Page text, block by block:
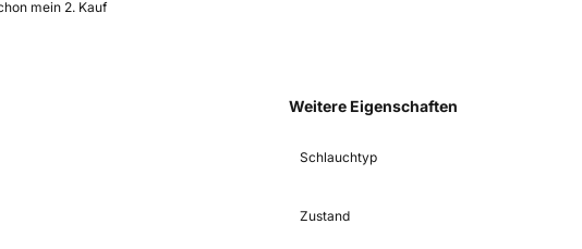
mein 2. Kauf
Weitere Eigenschaften
Schlauchtyp
Zustand